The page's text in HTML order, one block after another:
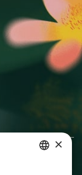
×